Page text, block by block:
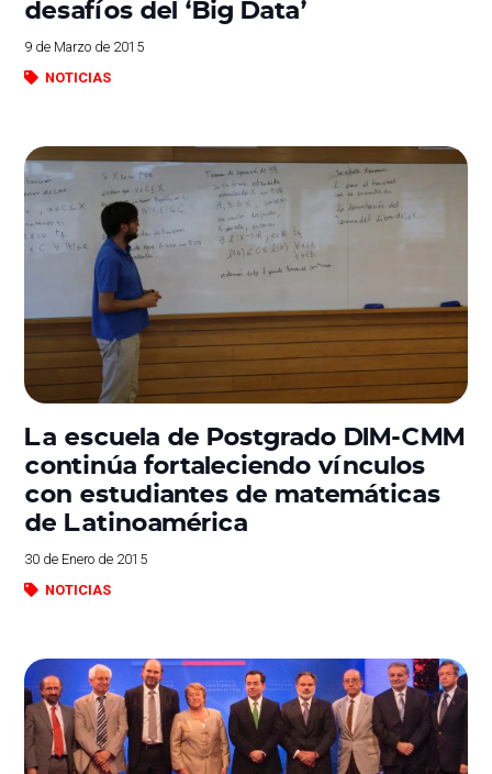
desafíos del ‘Big Data’
9 de Marzo de 2015
NOTICIAS
La escuela de Postgrado DIM-CMM
continúa fortaleciendo vínculos
con estudiantes de matemáticas
de Latinoamérica
30 de Enero de 2015
NOTICIAS